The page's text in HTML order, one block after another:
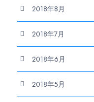
2018年8月
2018年7月
2018年6月
2018年5月